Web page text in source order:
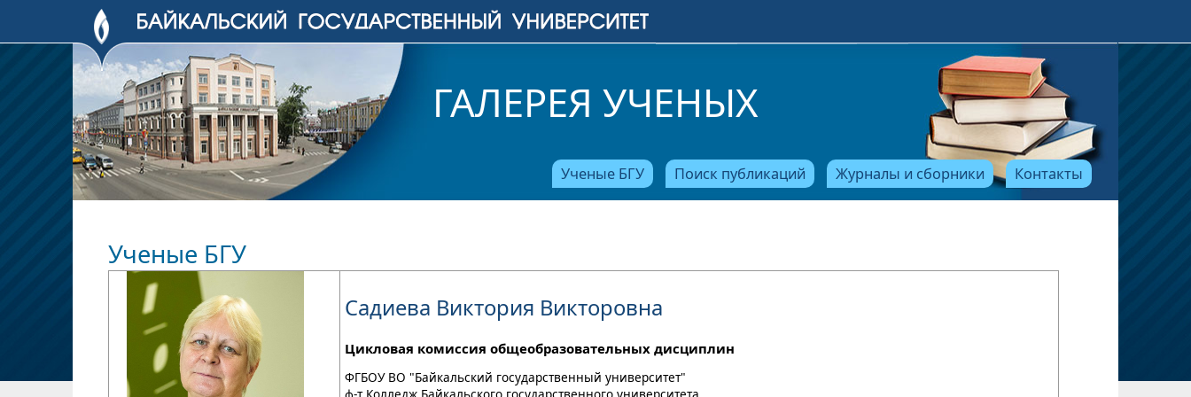
ГАЛЕРЕЯ УЧЕНЫХ
Ученые БГУ Поиск публикаций Журналы и сборники Контакты
Ученые БГУ
Садиева Виктория Викторовна
Цикловая комиссия общеобразовательных дисциплин
ФГБОУ ВО "Байкальский государственный университет"